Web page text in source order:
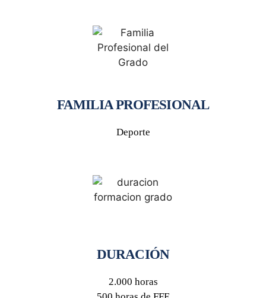
FAMILIA PROFESIONAL
Deporte
DURACIÓN
2.000 horas